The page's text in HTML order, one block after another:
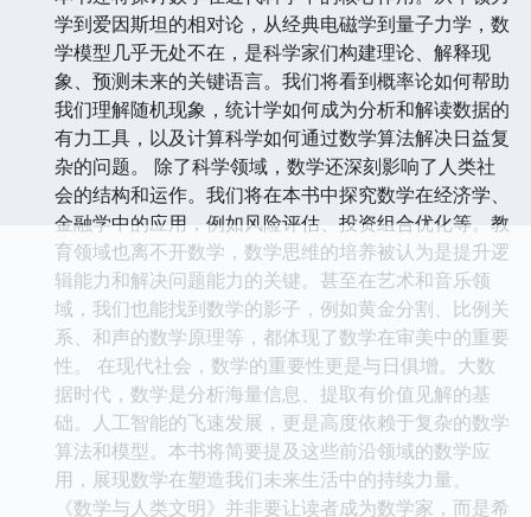
学到爱因斯坦的相对论，从经典电磁学到量子力学，数
学模型几乎无处不在，是科学家们构建理论、解释现
象、预测未来的关键语言。我们将看到概率论如何帮助
我们理解随机现象，统计学如何成为分析和解读数据的
有力工具，以及计算科学如何通过数学算法解决日益复
杂的问题。 除了科学领域，数学还深刻影响了人类社
会的结构和运作。我们将在本书中探究数学在经济学、
金融学中的应用，例如风险评估、投资组合优化等。教
育领域也离不开数学，数学思维的培养被认为是提升逻
辑能力和解决问题能力的关键。甚至在艺术和音乐领
域，我们也能找到数学的影子，例如黄金分割、比例关
系、和声的数学原理等，都体现了数学在审美中的重要
性。 在现代社会，数学的重要性更是与日俱增。大数
据时代，数学是分析海量信息、提取有价值见解的基
础。人工智能的飞速发展，更是高度依赖于复杂的数学
算法和模型。本书将简要提及这些前沿领域的数学应
用，展现数学在塑造我们未来生活中的持续力量。
《数学与人类文明》并非要让读者成为数学家，而是希